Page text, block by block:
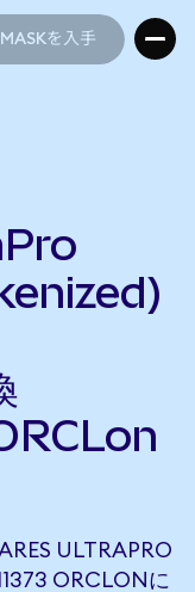
を入手
ULTRAPRO
ORCLONに